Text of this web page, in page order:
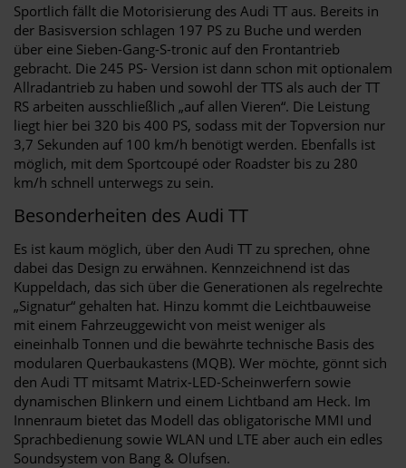
Sportlich fällt die Motorisierung des Audi TT aus. Bereits in
der Basisversion schlagen 197 PS zu Buche und werden
über eine Sieben-Gang-S-tronic auf den Frontantrieb
gebracht. Die 245 PS- Version ist dann schon mit optionalem
Allradantrieb zu haben und sowohl der TTS als auch der TT
RS arbeiten ausschließlich „auf allen Vieren“. Die Leistung
liegt hier bei 320 bis 400 PS, sodass mit der Topversion nur
3,7 Sekunden auf 100 km/h benötigt werden. Ebenfalls ist
möglich, mit dem Sportcoupé oder Roadster bis zu 280
km/h schnell unterwegs zu sein.
Besonderheiten des Audi TT
Es ist kaum möglich, über den Audi TT zu sprechen, ohne
dabei das Design zu erwähnen. Kennzeichnend ist das
Kuppeldach, das sich über die Generationen als regelrechte
„Signatur“ gehalten hat. Hinzu kommt die Leichtbauweise
mit einem Fahrzeuggewicht von meist weniger als
eineinhalb Tonnen und die bewährte technische Basis des
modularen Querbaukastens (MQB). Wer möchte, gönnt sich
den Audi TT mitsamt Matrix-LED-Scheinwerfern sowie
dynamischen Blinkern und einem Lichtband am Heck. Im
Innenraum bietet das Modell das obligatorische MMI und
Sprachbedienung sowie WLAN und LTE aber auch ein edles
Soundsystem von Bang & Olufsen.